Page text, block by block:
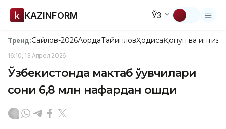
KAZINFORM ЎЗ
Тренд:Сайлов-2026АқордаТайинловҲодисаҚонун ва
16:10, 13 Апрел 2026
Ўзбекистонда мактаб ўқувчилари
сони 6,8 млн нафардан ошди